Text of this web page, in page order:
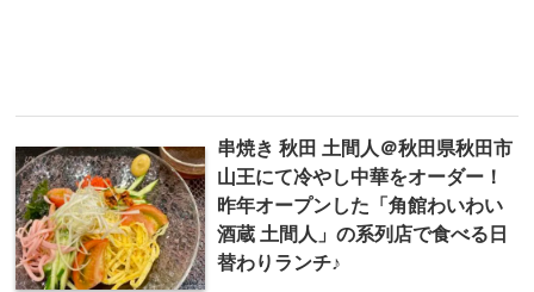
串焼き 秋田 土間人＠秋田県秋田市
山王にて冷やし中華をオーダー！
昨年オープンした「角館わいわい
酒蔵 土間人」の系列店で食べる日
替わりランチ♪